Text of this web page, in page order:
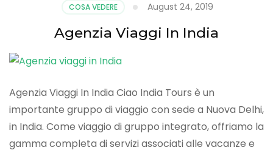
COSA VEDERE August 24, 2019
Agenzia Viaggi In India
Agenzia Viaggi In India Ciao India Tours è un
importante gruppo di viaggio con sede a Nuova Delhi,
in India. Come viaggio di gruppo integrato, offriamo la
gamma completa di servizi associati alle vacanze e